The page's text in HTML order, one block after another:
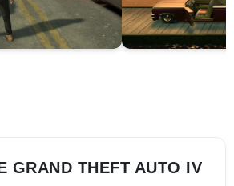
THEFT AUTO IV